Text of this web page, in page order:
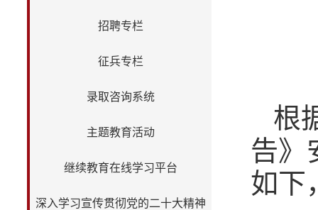
招聘专栏
征兵专栏
录取咨询系统
主题教育活动
继续教育在线学习平台
深入学习宣传贯彻党的二十大精神
根
告》
如下